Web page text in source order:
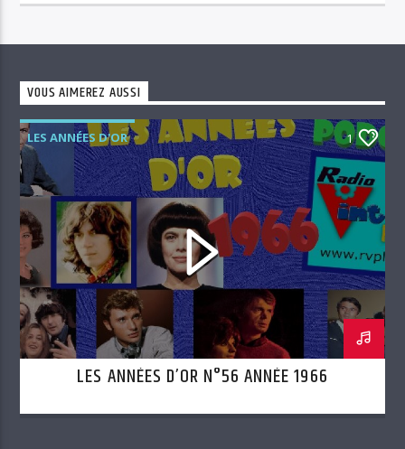
VOUS AIMEREZ AUSSI
LES ANNÉES D'OR 1
LES ANNÉES D’OR N°56 ANNÉE 1966